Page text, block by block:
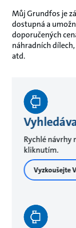
Můj Grundfos je
dostupná a
doporučených
náhradních
atd.
Rychlé návrhy
kliknutím.
Vyzkoušejte